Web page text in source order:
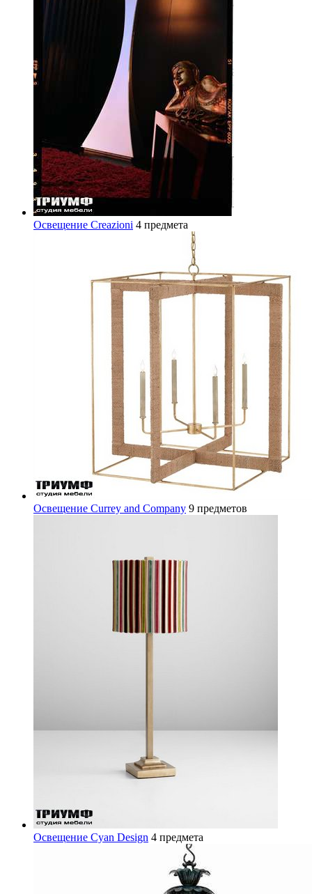
Освещение Creazioni 4 предмета
Освещение Currey and Company 9 предметов
Освещение Cyan Design 4 предмета